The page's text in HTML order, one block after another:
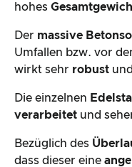
hohes
Der massive
Umfallen bzw. vor
wirkt sehr robust
Die einzelnen
verarbeitet und
Bezüglich des
dass dieser eine